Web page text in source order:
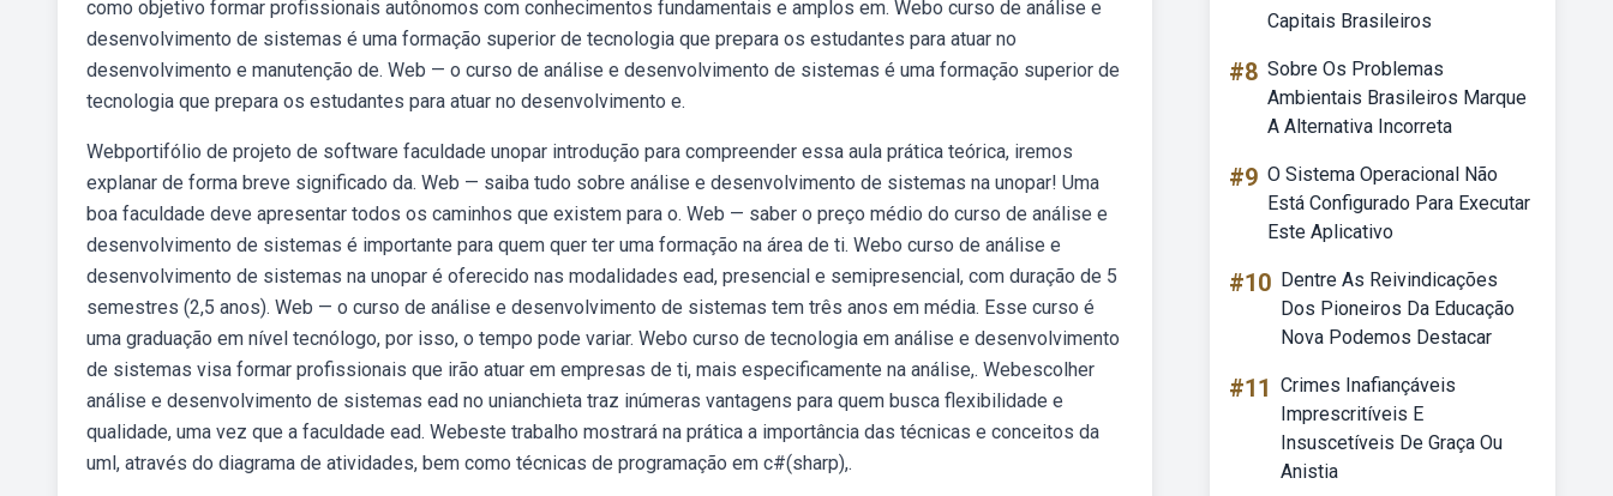
como objetivo formar profissionais autônomos com conhecimentos fundamentais e amplos em. Webo curso de análise e
desenvolvimento de sistemas é uma formação superior de tecnologia que prepara os estudantes para atuar no
desenvolvimento e manutenção de. Web — o curso de análise e desenvolvimento de sistemas é uma formação superior de
tecnologia que prepara os estudantes para atuar no desenvolvimento e.
Webportifólio de projeto de software faculdade unopar introdução para compreender essa aula prática teórica, iremos
explanar de forma breve significado da. Web — saiba tudo sobre análise e desenvolvimento de sistemas na unopar! Uma
boa faculdade deve apresentar todos os caminhos que existem para o. Web — saber o preço médio do curso de análise e
desenvolvimento de sistemas é importante para quem quer ter uma formação na área de ti. Webo curso de análise e
desenvolvimento de sistemas na unopar é oferecido nas modalidades ead, presencial e semipresencial, com duração de 5
semestres (2,5 anos). Web — o curso de análise e desenvolvimento de sistemas tem três anos em média. Esse curso é
uma graduação em nível tecnólogo, por isso, o tempo pode variar. Webo curso de tecnologia em análise e desenvolvimento
de sistemas visa formar profissionais que irão atuar em empresas de ti, mais especificamente na análise,. Webescolher
análise e desenvolvimento de sistemas ead no unianchieta traz inúmeras vantagens para quem busca flexibilidade e
qualidade, uma vez que a faculdade ead. Webeste trabalho mostrará na prática a importância das técnicas e conceitos da
uml, através do diagrama de atividades, bem como técnicas de programação em c#(sharp),.
Capitais Brasileiros
#8 Sobre Os Problemas
Ambientais Brasileiros Marque
A Alternativa Incorreta
#9 O Sistema Operacional Não
Está Configurado Para Executar
Este Aplicativo
#10 Dentre As Reivindicações
Dos Pioneiros Da Educação
Nova Podemos Destacar
#11 Crimes Inafiançáveis
Imprescritíveis E
Insuscetíveis De Graça Ou
Anistia